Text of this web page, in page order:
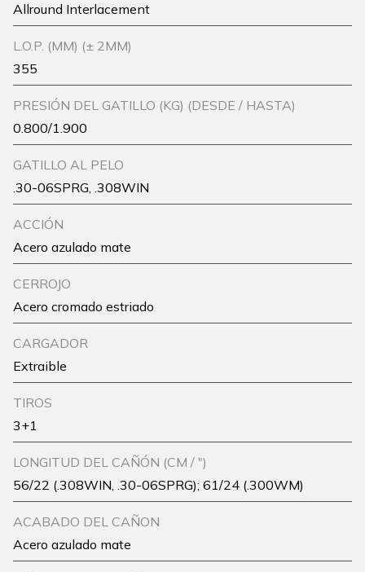
Allround Interlacement
L.O.P. (MM) (± 2MM)
355
PRESIÓN DEL GATILLO (KG) (DESDE / HASTA)
0.800/1.900
GATILLO AL PELO
.30-06SPRG, .308WIN
ACCIÓN
Acero azulado mate
CERROJO
Acero cromado estriado
CARGADOR
Extraible
TIROS
3+1
LONGITUD DEL CAÑÓN (CM / ")
56/22 (.308WIN, .30-06SPRG); 61/24 (.300WM)
ACABADO DEL CAÑON
Acero azulado mate